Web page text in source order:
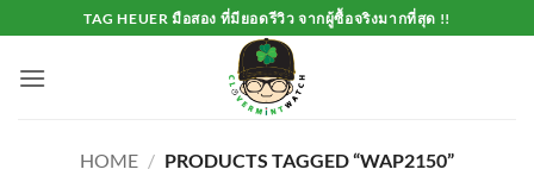
to
content
TAG HEUER มือสอง ที่มียอดรีวิว จากผู้ซื้อจริงมากที่สุด !!
HOME / PRODUCTS TAGGED “WAP2150”